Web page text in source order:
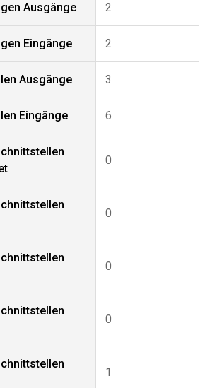
Ausgänge 2
Eingänge 2
Ausgänge 3
Eingänge 6
0
0
0
0
1